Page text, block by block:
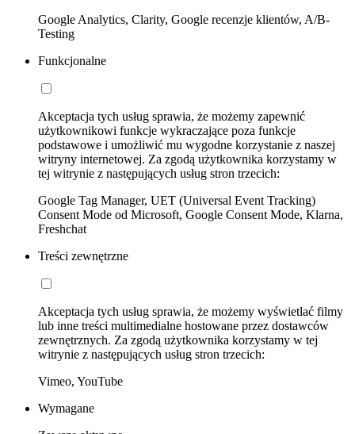
Google Analytics, Clarity, Google recenzje klientów, A/B-
Testing
Funkcjonalne
Akceptacja tych usług sprawia, że możemy zapewnić
użytkownikowi funkcje wykraczające poza funkcje
podstawowe i umożliwić mu wygodne korzystanie z naszej
witryny internetowej. Za zgodą użytkownika korzystamy w
tej witrynie z następujących usług stron trzecich:
Google Tag Manager, UET (Universal Event Tracking)
Consent Mode od Microsoft, Google Consent Mode, Klarna,
Freshchat
Treści zewnętrzne
Akceptacja tych usług sprawia, że możemy wyświetlać filmy
lub inne treści multimedialne hostowane przez dostawców
zewnętrznych. Za zgodą użytkownika korzystamy w tej
witrynie z następujących usług stron trzecich:
Vimeo, YouTube
Wymagane